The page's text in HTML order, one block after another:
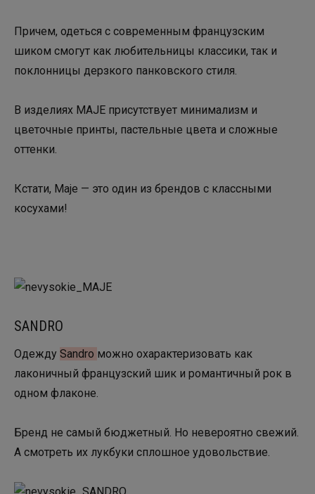
Причем, одеться с современным французским
шиком смогут как любительницы классики, так и
поклонницы дерзкого панковского стиля.
В изделиях MAJE присутствует минимализм и
цветочные принты, пастельные цвета и сложные
оттенки.
Кстати, Maje — это один из брендов с классными
косухами!
SANDRO
Одежду Sandro можно охарактеризовать как
лаконичный французский шик и романтичный рок в
одном флаконе.
Бренд не самый бюджетный. Но невероятно свежий.
А смотреть их лукбуки сплошное удовольствие.